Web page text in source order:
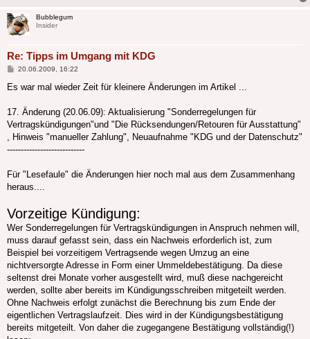
Bubblegum
Insider
Re: Tipps im Umgang mit KDG
Beitrag
20.06.2009, 16:22
Es war mal wieder Zeit für kleinere Änderungen im Artikel ...
17. Änderung (20.06.09): Aktualisierung "Sonderregelungen für
Vertragskündigungen"und "Die Rücksendungen/Retouren für Ausstattung"
, Hinweis "manueller Zahlung", Neuaufnahme "KDG und der Datenschutz"
----------------------------
Für "Lesefaule" die Änderungen hier noch mal aus dem Zusammenhang
heraus....
Vorzeitige Kündigung:
Wer Sonderregelungen für Vertragskündigungen in Anspruch nehmen will,
muss darauf gefasst sein, dass ein Nachweis erforderlich ist, zum
Beispiel bei vorzeitigem Vertragsende wegen Umzug an eine
nichtversorgte Adresse in Form einer Ummeldebestätigung. Da diese
seltenst drei Monate vorher ausgestellt wird, muß diese nachgereicht
werden, sollte aber bereits im Kündigungsschreiben mitgeteilt werden.
Ohne Nachweis erfolgt zunächst die Berechnung bis zum Ende der
eigentlichen Vertragslaufzeit. Dies wird in der Kündigungsbestätigung
bereits mitgeteilt. Von daher die zugegangene Bestätigung vollständig(!)